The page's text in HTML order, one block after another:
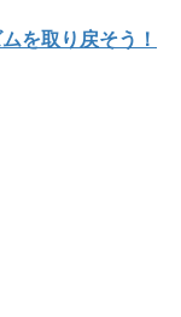
を取り戻そう！